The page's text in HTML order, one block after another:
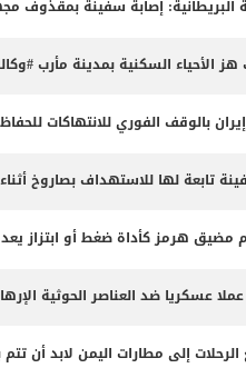
البريطانية: إصابة سفينة
الأحياء السكنية بمدينة مأرب
بالوقف الفوري للانتهاكات
تابعة لها للاستهداف بصاروخ
مضيق هرمز كأداة ضغط أو ابتزاز
عملا عسكريا ضد العناصر الحوثية
إلى مطارات اليمن لابد أن تتم